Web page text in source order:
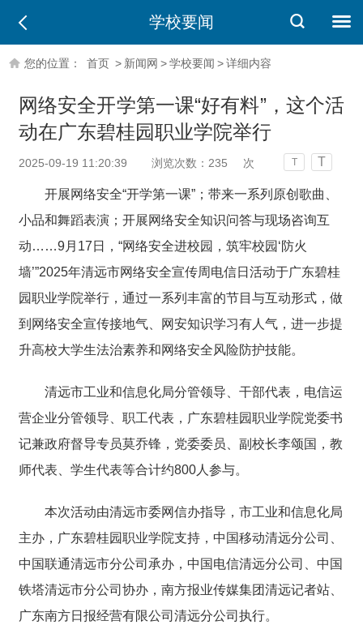
学校要闻
您的位置： 首页 > 新闻网 >学校要闻 >详细内容
网络安全开学第一课“好有料”，这个活
动在广东碧桂园职业学院举行
2025-09-19 11:20:39 浏览次数： 235 次 T T
开展网络安全“开学第一课”；带来一系列原创歌曲、
小品和舞蹈表演；开展网络安全知识问答与现场咨询互
动……9月17日，“网络安全进校园，筑牢校园‘防火
墙’”2025年清远市网络安全宣传周电信日活动于广东碧桂
园职业学院举行，通过一系列丰富的节目与互动形式，做
到网络安全宣传接地气、网安知识学习有人气，进一步提
升高校大学生法治素养和网络安全风险防护技能。
清远市工业和信息化局分管领导、干部代表，电信运
营企业分管领导、职工代表，广东碧桂园职业学院党委书
记兼政府督导专员莫乔锋，党委委员、副校长李颂国，教
师代表、学生代表等合计约800人参与。
本次活动由清远市委网信办指导，市工业和信息化局
主办，广东碧桂园职业学院支持，中国移动清远分公司、
中国联通清远市分公司承办，中国电信清远分公司、中国
铁塔清远市分公司协办，南方报业传媒集团清远记者站、
广东南方日报经营有限公司清远分公司执行。